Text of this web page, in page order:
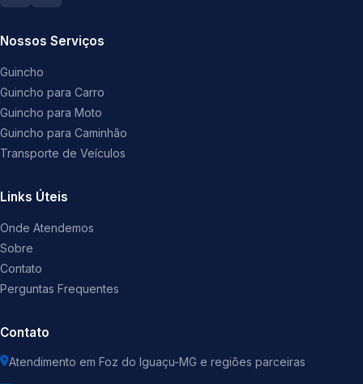
Nossos Serviços
Guincho
Guincho para Carro
Guincho para Moto
Guincho para Caminhão
Transporte de Veículos
Links Úteis
Onde Atendemos
Sobre
Contato
Perguntas Frequentes
Contato
Atendimento em Foz do Iguaçu-MG e regiões parceiras